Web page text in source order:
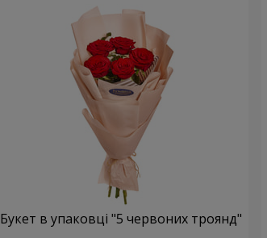
Букет в упаковці "5 червоних троянд"